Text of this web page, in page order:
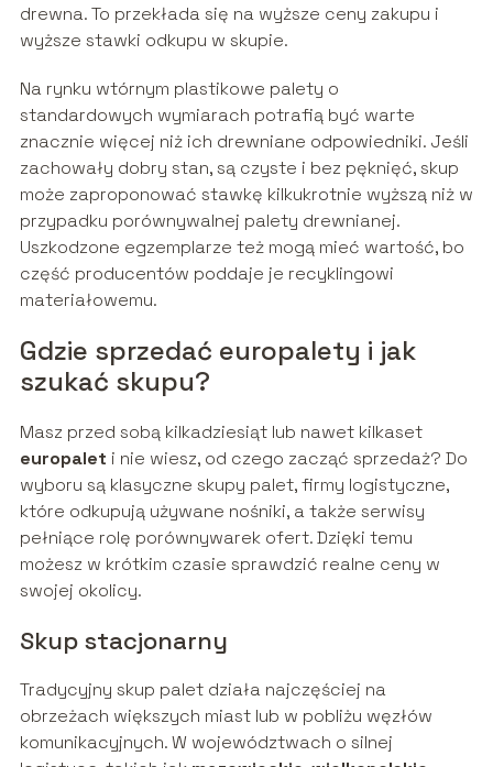
drewna. To przekłada się na wyższe ceny zakupu i
wyższe stawki odkupu w skupie.
Na rynku wtórnym plastikowe palety o
standardowych wymiarach potrafią być warte
znacznie więcej niż ich drewniane odpowiedniki. Jeśli
zachowały dobry stan, są czyste i bez pęknięć, skup
może zaproponować stawkę kilkukrotnie wyższą niż w
przypadku porównywalnej palety drewnianej.
Uszkodzone egzemplarze też mogą mieć wartość, bo
część producentów poddaje je recyklingowi
materiałowemu.
Gdzie sprzedać europalety i jak
szukać skupu?
Masz przed sobą kilkadziesiąt lub nawet kilkaset
europalet i nie wiesz, od czego zacząć sprzedaż? Do
wyboru są klasyczne skupy palet, firmy logistyczne,
które odkupują używane nośniki, a także serwisy
pełniące rolę porównywarek ofert. Dzięki temu
możesz w krótkim czasie sprawdzić realne ceny w
swojej okolicy.
Skup stacjonarny
Tradycyjny skup palet działa najczęściej na
obrzeżach większych miast lub w pobliżu węzłów
komunikacyjnych. W województwach o silnej